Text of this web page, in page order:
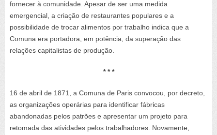
fornecer à comunidade. Apesar de ser uma medida
emergencial, a criação de restaurantes populares e a
possibilidade de trocar alimentos por trabalho indica que a
Comuna era portadora, em potência, da superação das
relações capitalistas de produção.
* * *
16 de abril de 1871, a Comuna de Paris convocou, por decreto,
as organizações operárias para identificar fábricas
abandonadas pelos patrões e apresentar um projeto para
retomada das atividades pelos trabalhadores. Novamente,